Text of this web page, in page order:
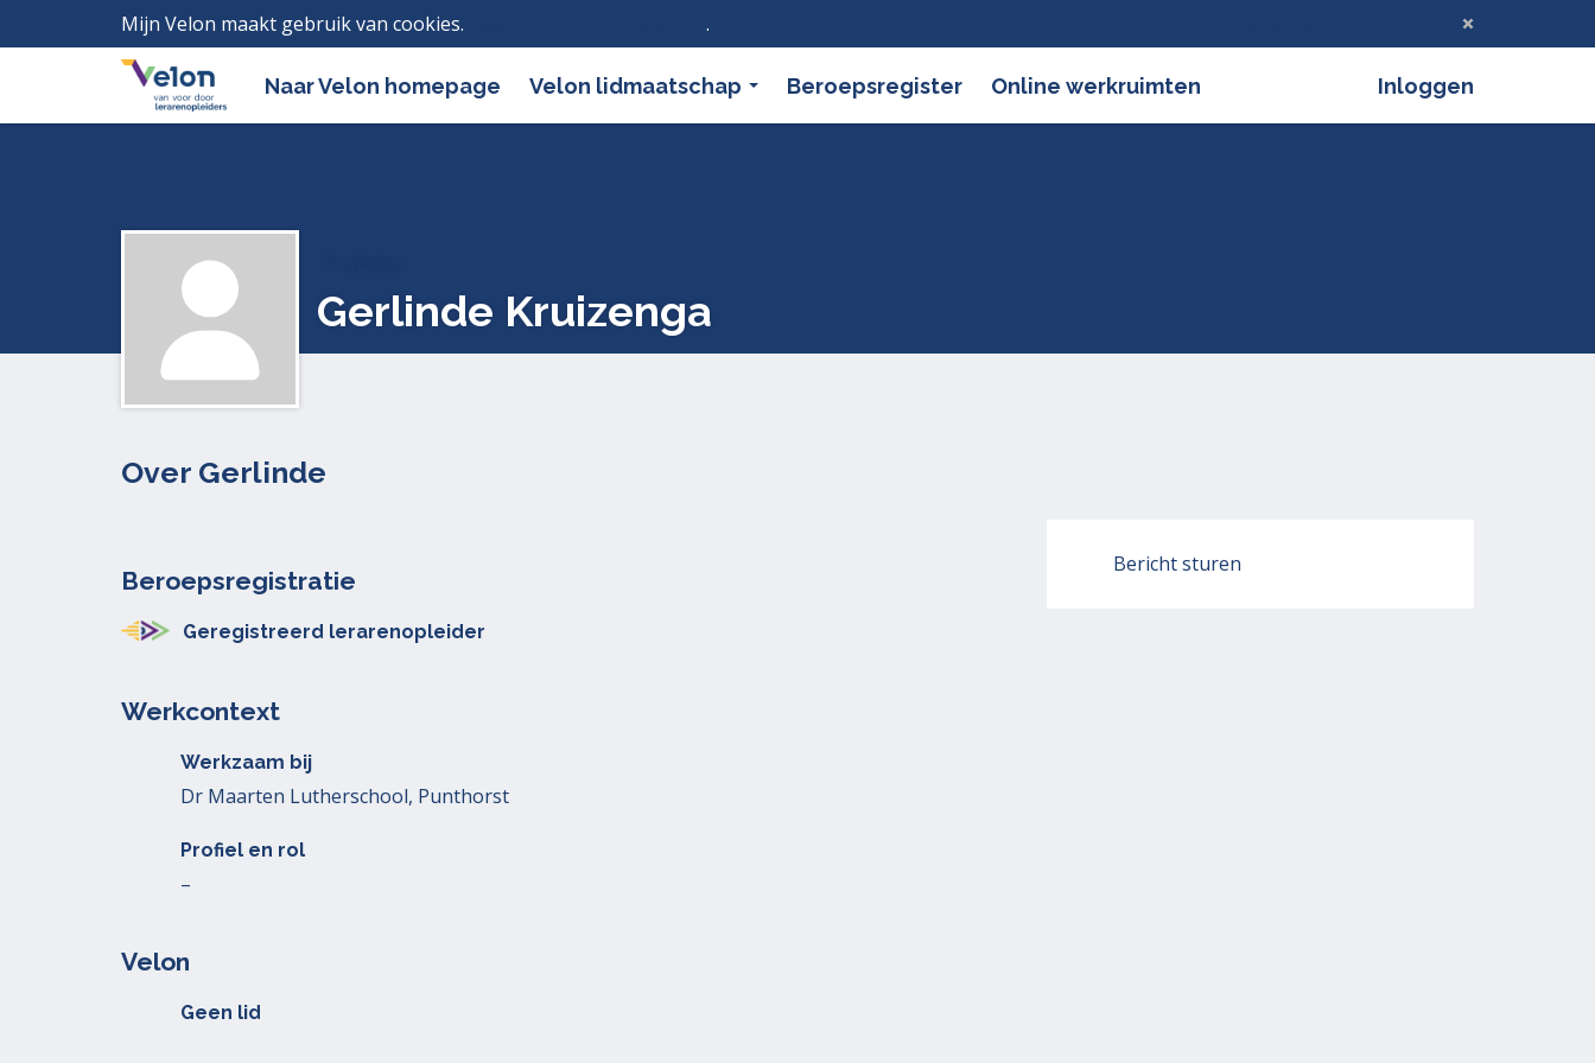
Mijn Velon maakt gebruik van cookies. .
Naar Velon homepage Velon lidmaatschap Beroepsregister Online werkruimten Inloggen
Gerlinde Kruizenga
Over Gerlinde
Beroepsregistratie
Geregistreerd lerarenopleider
Werkcontext
Werkzaam bij
Dr Maarten Lutherschool, Punthorst
Profiel en rol
–
Velon
Geen lid
Bericht sturen